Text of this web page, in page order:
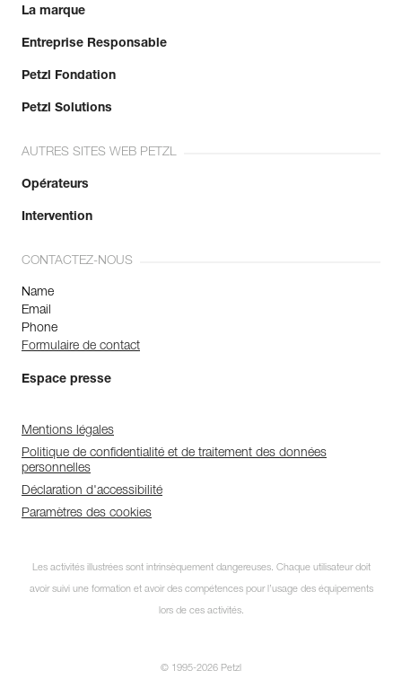
La marque
Entreprise Responsable
Petzl Fondation
Petzl Solutions
AUTRES SITES WEB PETZL
Opérateurs
Intervention
CONTACTEZ-NOUS
Name
Email
Phone
Formulaire de contact
Espace presse
Mentions légales
Politique de confidentialité et de traitement des données
personnelles
Déclaration d'accessibilité
Paramètres des cookies
Les activités illustrées sont intrinsèquement dangereuses. Chaque utilisateur doit
avoir suivi une formation et avoir des compétences pour l’usage des équipements
lors de ces activités.
© 1995-2026 Petzl